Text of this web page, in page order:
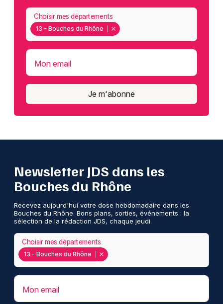
13 - Bouches du Rhône
Choisir mes départements
Mon email
Je m'abonne
Newsletter JDS dans les
Bouches du Rhône
Recevez aujourd'hui votre dose hebdomadaire dans les
Bouches du Rhône. Bons plans, sorties, événements : la
sélection de la rédaction JDS, chaque jeudi.
13 - Bouches du Rhône
Choisir mes départements
Mon email